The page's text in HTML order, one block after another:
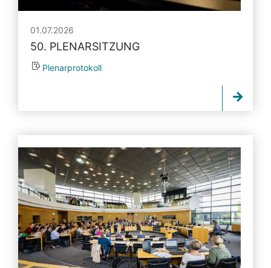
01.07.2026
50. PLENARSITZUNG
Plenarprotokoll